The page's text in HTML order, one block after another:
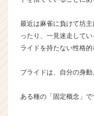
最近は麻雀に負けて坊
ったり、一見迷走して
ライドを持たない性格的
プライドは、自分の身動
ある種の「固定概念」で